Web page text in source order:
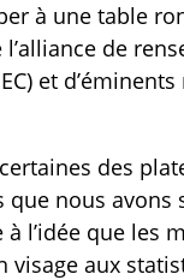
à une table
de
et
des
nous avons
l’idée que les
aux